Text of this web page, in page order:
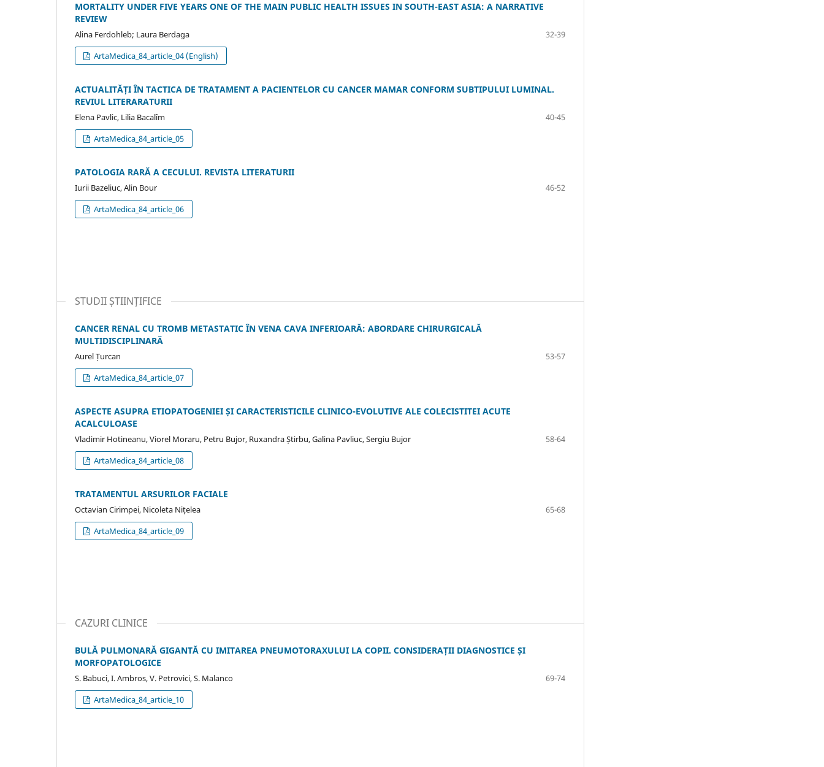
MORTALITY UNDER FIVE YEARS ONE OF THE MAIN PUBLIC HEALTH ISSUES IN SOUTH-EAST ASIA: A NARRATIVE
REVIEW
Alina Ferdohleb; Laura Berdaga
32-39
ArtaMedica_84_article_04 (English)
ACTUALITĂȚI ÎN TACTICA DE TRATAMENT A PACIENTELOR CU CANCER MAMAR CONFORM SUBTIPULUI LUMINAL.
REVIUL LITERARATURII
Elena Pavlic, Lilia Bacalîm
40-45
ArtaMedica_84_article_05
PATOLOGIA RARĂ A CECULUI. REVISTA LITERATURII
Iurii Bazeliuc, Alin Bour
46-52
ArtaMedica_84_article_06
STUDII ȘTIINȚIFICE
CANCER RENAL CU TROMB METASTATIC ÎN VENA CAVA INFERIOARĂ: ABORDARE CHIRURGICALĂ
MULTIDISCIPLINARĂ
Aurel Țurcan
53-57
ArtaMedica_84_article_07
ASPECTE ASUPRA ETIOPATOGENIEI ȘI CARACTERISTICILE CLINICO-EVOLUTIVE ALE COLECISTITEI ACUTE
ACALCULOASE
Vladimir Hotineanu, Viorel Moraru, Petru Bujor, Ruxandra Știrbu, Galina Pavliuc, Sergiu Bujor
58-64
ArtaMedica_84_article_08
TRATAMENTUL ARSURILOR FACIALE
Octavian Cirimpei, Nicoleta Nițelea
65-68
ArtaMedica_84_article_09
CAZURI CLINICE
BULĂ PULMONARĂ GIGANTĂ CU IMITAREA PNEUMOTORAXULUI LA COPII. CONSIDERAȚII DIAGNOSTICE ȘI
MORFOPATOLOGICE
S. Babuci, I. Ambros, V. Petrovici, S. Malanco
69-74
ArtaMedica_84_article_10